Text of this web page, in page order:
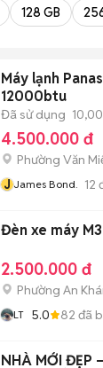
128 GB
Máy lạnh
12000btu
Đã sử dụng
4.500.000 đ
Phường Văn
J James Bond. 12
Đèn xe máy
2.500.000 đ
Phường An
LT 5.0 82 đã
NHÀ MỚI ĐẸP